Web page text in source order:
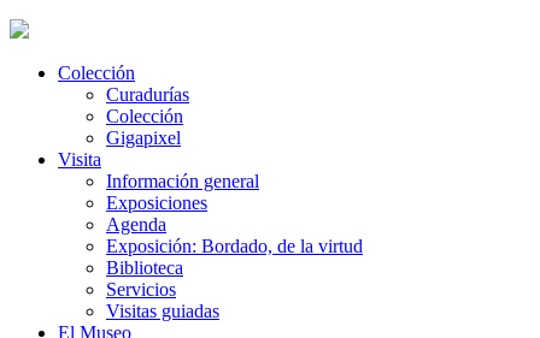
Colección
Curadurías
Colección
Gigapixel
Visita
Información general
Exposiciones
Agenda
Exposición: Bordado, de la virtud
Biblioteca
Servicios
Visitas guiadas
El Museo